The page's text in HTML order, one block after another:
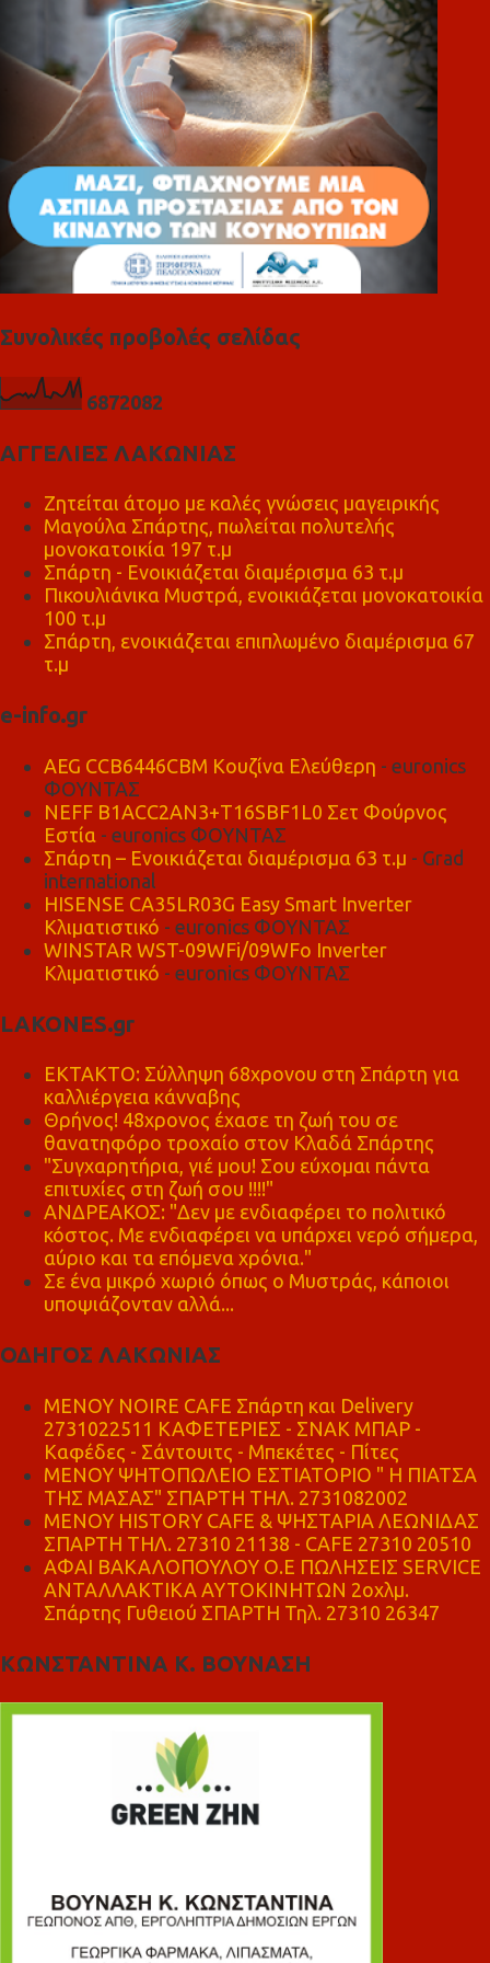
Συνολικές προβολές σελίδας
6872082
ΑΓΓΕΛΙΕΣ ΛΑΚΩΝΙΑΣ
Ζητείται άτομο με καλές γνώσεις μαγειρικής
Μαγούλα Σπάρτης, πωλείται πολυτελής
μονοκατοικία 197 τ.μ
Σπάρτη - Ενοικιάζεται διαμέρισμα 63 τ.μ
Πικουλιάνικα Μυστρά, ενοικιάζεται μονοκατοικία
100 τ.μ
Σπάρτη, ενοικιάζεται επιπλωμένο διαμέρισμα 67
τ.μ
e-info.gr
AEG CCB6446CBM Κουζίνα Ελεύθερη - euronics
ΦΟΥΝΤΑΣ
NEFF B1ACC2AN3+T16SBF1L0 Σετ Φούρνος
Εστία - euronics ΦΟΥΝΤΑΣ
Σπάρτη – Ενοικιάζεται διαμέρισμα 63 τ.μ - Grad
international
HISENSE CA35LR03G Easy Smart Inverter
Κλιματιστικό - euronics ΦΟΥΝΤΑΣ
WINSTAR WST-09WFi/09WFo Inverter
Κλιματιστικό - euronics ΦΟΥΝΤΑΣ
LAKONES.gr
ΕΚΤΑΚΤΟ: Σύλληψη 68χρονου στη Σπάρτη για
καλλιέργεια κάνναβης
Θρήνος! 48χρονος έχασε τη ζωή του σε
θανατηφόρο τροχαίο στον Κλαδά Σπάρτης
"Συγχαρητήρια, γιέ μου! Σου εύχομαι πάντα
επιτυχίες στη ζωή σου !!!!"
ΑΝΔΡΕΑΚΟΣ: "Δεν με ενδιαφέρει το πολιτικό
κόστος. Με ενδιαφέρει να υπάρχει νερό σήμερα,
αύριο και τα επόμενα χρόνια."
Σε ένα μικρό χωριό όπως ο Μυστράς, κάποιοι
υποψιάζονταν αλλά...
ΟΔΗΓΟΣ ΛΑΚΩΝΙΑΣ
MENOY NOIRE CAFE Σπάρτη και Delivery
2731022511 ΚΑΦΕΤΕΡΙΕΣ - ΣΝΑΚ ΜΠΑΡ -
Καφέδες - Σάντουιτς - Μπεκέτες - Πίτες
ΜΕΝΟΥ ΨΗΤΟΠΩΛΕΙΟ ΕΣΤΙΑΤΟΡΙΟ " Η ΠΙΑΤΣΑ
ΤΗΣ ΜΑΣΑΣ" ΣΠΑΡΤΗ ΤΗΛ. 2731082002
ΜΕΝΟΥ HISTORY CAFE & ΨΗΣΤΑΡΙΑ ΛΕΩΝΙΔΑΣ
ΣΠΑΡΤΗ ΤΗΛ. 27310 21138 - CAFE 27310 20510
ΑΦΑΙ ΒΑΚΑΛΟΠΟΥΛΟΥ Ο.Ε ΠΩΛΗΣΕΙΣ SERVICE
ΑΝΤΑΛΛΑΚΤΙΚΑ ΑΥΤΟΚΙΝΗΤΩΝ 2οχλμ.
Σπάρτης Γυθειού ΣΠΑΡΤΗ Τηλ. 27310 26347
ΚΩΝΣΤΑΝΤΙΝΑ Κ. ΒΟΥΝΑΣΗ